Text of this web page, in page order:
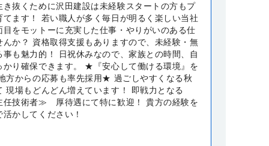
き抜くために沢田建設は未経験スタートの方もプ
てます！ 若い職人が多く毎日が明るく楽しい当社
目をモットーに充実した仕事・やりがいのある仕
んか？ 資格取得支援もありますので、未経験・無
事も魅力的！ 日祝休みなので、家族との時間、自
かり確保できます。 ★『安心して働ける環境』を
からの応募も率先採用★ 過ごしやすくなる秋
現場もどんどん増えています！ 即戦力となる
技術者≫ 厚待遇にて特に歓迎！ 貴方の経験を
かしてください！